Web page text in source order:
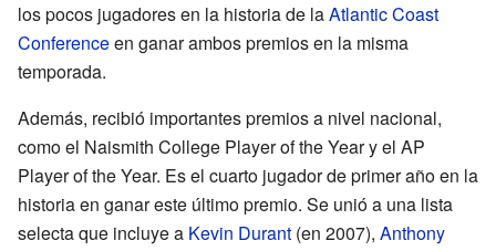
los pocos jugadores en la historia de laAtlantic Coast
Conferenceen ganar ambos premios en la misma
temporada.
Además, recibió importantes premios a nivel nacional,
como el Naismith College Player of the Year y el AP
Player of the Year. Es el cuarto jugador de primer año en la
historia en ganar este último premio. Se unió a una lista
selecta que incluye a Kevin Durant (en 2007), Anthony